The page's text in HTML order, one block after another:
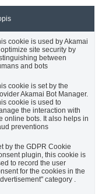
cookie is used by Akamai
site security by
between
and bots
cookie is set by the
Akamai Bot Manager.
cookie is used to
the interaction with
online bots. It also helps in
preventions
by the GDPR Cookie
plugin, this cookie is
to record the user
for the cookies in the
category .